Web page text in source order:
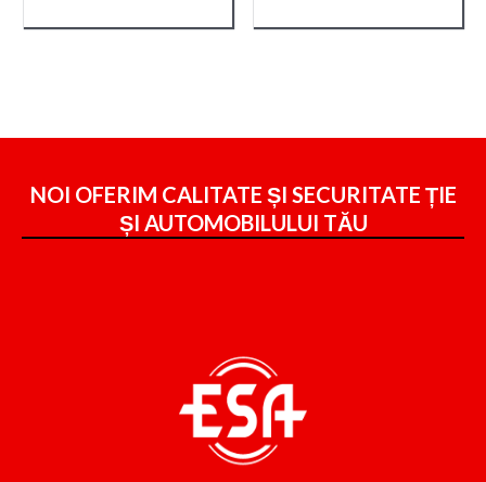
NOI OFERIM CALITATE ȘI SECURITATE ȚIE
ȘI AUTOMOBILULUI TĂU